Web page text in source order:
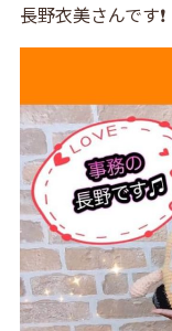
長野衣美さんです❗️